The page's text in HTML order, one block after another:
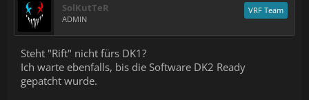
SolKutTeR
ADMIN
VRF Team
Steht "Rift" nicht fürs DK1?
Ich warte ebenfalls, bis die Software DK2 Ready
gepatcht wurde.